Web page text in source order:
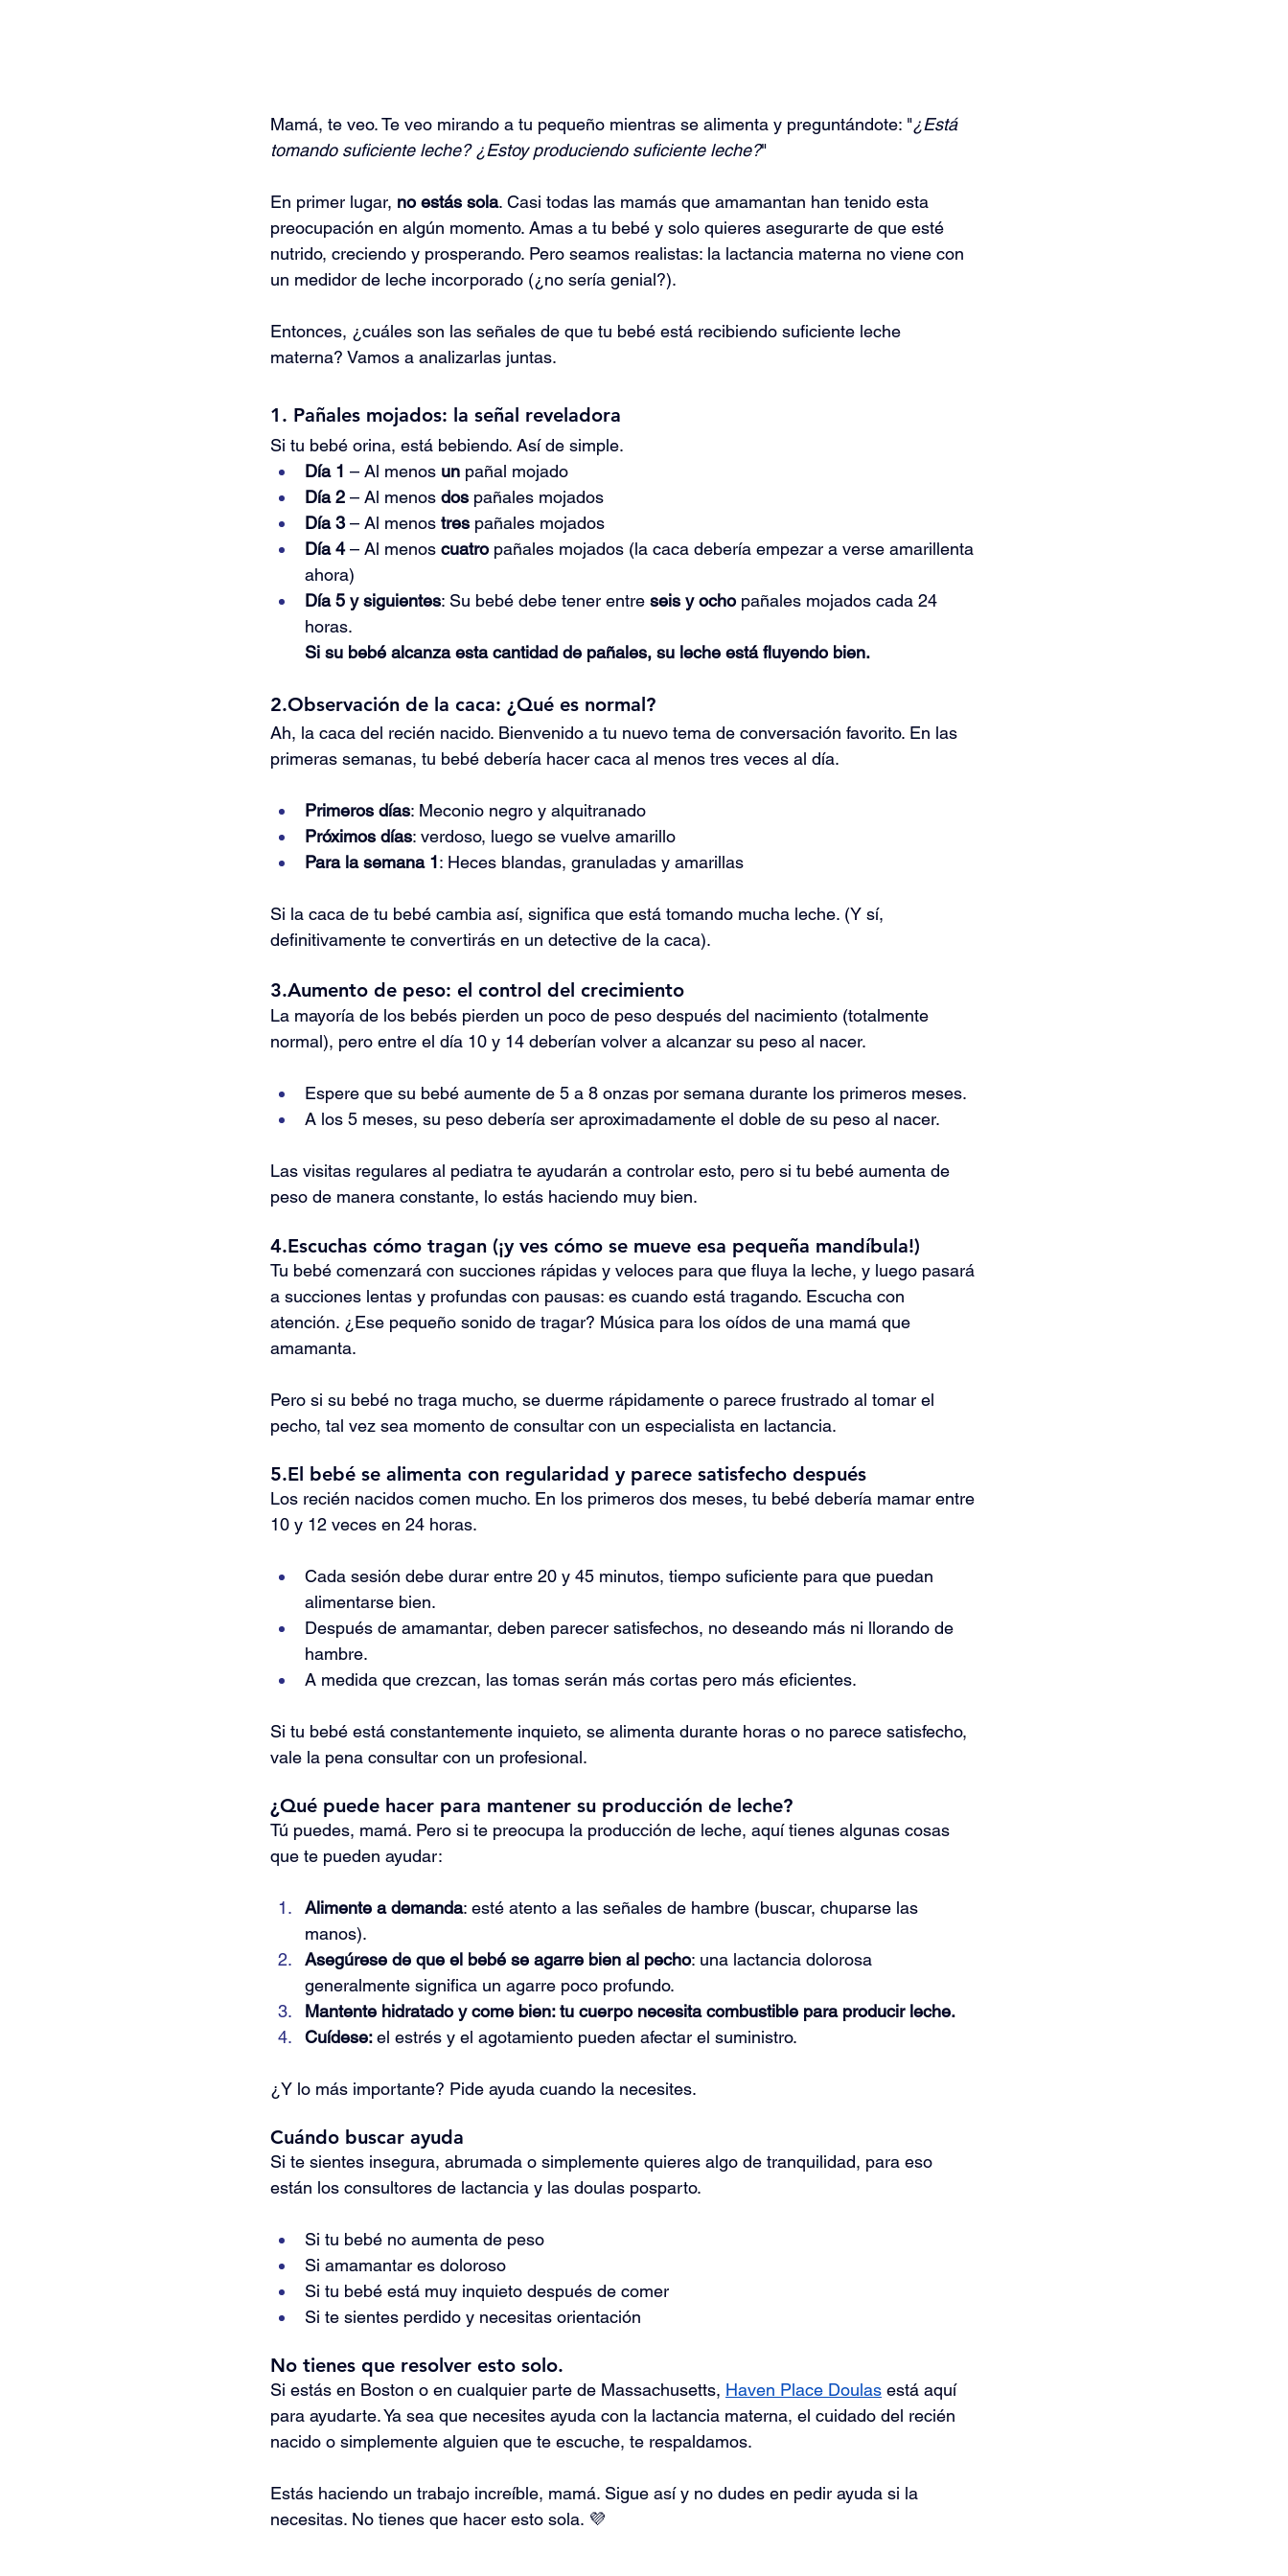
Mamá, te veo. Te veo mirando a tu pequeño mientras se alimenta y preguntándote: "¿Está
tomando suficiente leche? ¿Estoy produciendo suficiente leche?"
En primer lugar, no estás sola. Casi todas las mamás que amamantan han tenido esta
preocupación en algún momento. Amas a tu bebé y solo quieres asegurarte de que esté
nutrido, creciendo y prosperando. Pero seamos realistas: la lactancia materna no viene con
un medidor de leche incorporado (¿no sería genial?).
Entonces, ¿cuáles son las señales de que tu bebé está recibiendo suficiente leche
materna? Vamos a analizarlas juntas.
1. Pañales mojados: la señal reveladora
Si tu bebé orina, está bebiendo. Así de simple.
Día 1 – Al menos un pañal mojado
Día 2 – Al menos dos pañales mojados
Día 3 – Al menos tres pañales mojados
Día 4 – Al menos cuatro pañales mojados (la caca debería empezar a verse amarillenta
ahora)
Día 5 y siguientes: Su bebé debe tener entre seis y ocho pañales mojados cada 24
horas.
Si su bebé alcanza esta cantidad de pañales, su leche está fluyendo bien.
2.Observación de la caca: ¿Qué es normal?
Ah, la caca del recién nacido. Bienvenido a tu nuevo tema de conversación favorito. En las
primeras semanas, tu bebé debería hacer caca al menos tres veces al día.
Primeros días: Meconio negro y alquitranado
Próximos días: verdoso, luego se vuelve amarillo
Para la semana 1: Heces blandas, granuladas y amarillas
Si la caca de tu bebé cambia así, significa que está tomando mucha leche. (Y sí,
definitivamente te convertirás en un detective de la caca).
3.Aumento de peso: el control del crecimiento
La mayoría de los bebés pierden un poco de peso después del nacimiento (totalmente
normal), pero entre el día 10 y 14 deberían volver a alcanzar su peso al nacer.
Espere que su bebé aumente de 5 a 8 onzas por semana durante los primeros meses.
A los 5 meses, su peso debería ser aproximadamente el doble de su peso al nacer.
Las visitas regulares al pediatra te ayudarán a controlar esto, pero si tu bebé aumenta de
peso de manera constante, lo estás haciendo muy bien.
4.Escuchas cómo tragan (¡y ves cómo se mueve esa pequeña mandíbula!)
Tu bebé comenzará con succiones rápidas y veloces para que fluya la leche, y luego pasará
a succiones lentas y profundas con pausas: es cuando está tragando. Escucha con
atención. ¿Ese pequeño sonido de tragar? Música para los oídos de una mamá que
amamanta.
Pero si su bebé no traga mucho, se duerme rápidamente o parece frustrado al tomar el
pecho, tal vez sea momento de consultar con un especialista en lactancia.
5.El bebé se alimenta con regularidad y parece satisfecho después
Los recién nacidos comen mucho. En los primeros dos meses, tu bebé debería mamar entre
10 y 12 veces en 24 horas.
Cada sesión debe durar entre 20 y 45 minutos, tiempo suficiente para que puedan
alimentarse bien.
Después de amamantar, deben parecer satisfechos, no deseando más ni llorando de
hambre.
A medida que crezcan, las tomas serán más cortas pero más eficientes.
Si tu bebé está constantemente inquieto, se alimenta durante horas o no parece satisfecho,
vale la pena consultar con un profesional.
¿Qué puede hacer para mantener su producción de leche?
Tú puedes, mamá. Pero si te preocupa la producción de leche, aquí tienes algunas cosas
que te pueden ayudar:
Alimente a demanda: esté atento a las señales de hambre (buscar, chuparse las
manos).
Asegúrese de que el bebé se agarre bien al pecho: una lactancia dolorosa
generalmente significa un agarre poco profundo.
Mantente hidratado y come bien: tu cuerpo necesita combustible para producir leche.
Cuídese: el estrés y el agotamiento pueden afectar el suministro.
¿Y lo más importante? Pide ayuda cuando la necesites.
Cuándo buscar ayuda
Si te sientes insegura, abrumada o simplemente quieres algo de tranquilidad, para eso
están los consultores de lactancia y las doulas posparto.
Si tu bebé no aumenta de peso
Si amamantar es doloroso
Si tu bebé está muy inquieto después de comer
Si te sientes perdido y necesitas orientación
No tienes que resolver esto solo.
Si estás en Boston o en cualquier parte de Massachusetts, Haven Place Doulas está aquí
para ayudarte. Ya sea que necesites ayuda con la lactancia materna, el cuidado del recién
nacido o simplemente alguien que te escuche, te respaldamos.
Estás haciendo un trabajo increíble, mamá. Sigue así y no dudes en pedir ayuda si la
necesitas. No tienes que hacer esto sola. 💜